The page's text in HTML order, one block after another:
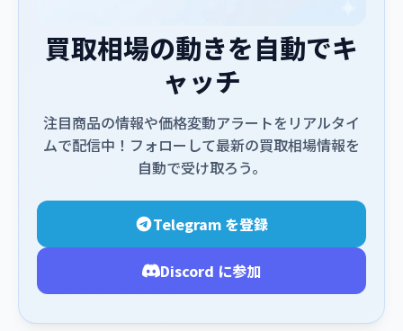
買取相場の動きを自動でキ
ャッチ
注目商品の情報や価格変動アラートをリアルタイ
ムで配信中！フォローして最新の買取相場情報を
自動で受け取ろう。
Telegram を登録
Discord に参加